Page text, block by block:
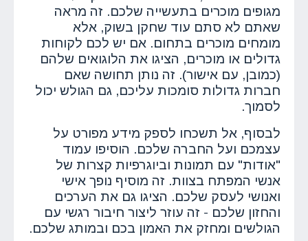
מגופים מוכרים בתעשייה שלכם. זה מראה
שאתם לא סתם עוד שחקן בשוק, אלא
מומחים מוכרים בתחום. אם יש לכם לקוחות
גדולים או מוכרים, הציגו את הלוגואים שלהם
(כמובן, עם אישור). זה נותן תחושה שאם
חברות גדולות סומכות עליכם, גם הגולש יכול
לסמוך.
לבסוף, אל תשכחו לספק מידע מפורט על
עצמכם ועל החברה שלכם. הוסיפו עמוד
"אודות" עם תמונות וביוגרפיות קצרות של
אנשי המפתח בצוות. זה מוסיף נופך אישי
ואנושי לעסק שלכם. הציגו גם את הערכים
והחזון שלכם - זה עוזר ליצור חיבור רגשי עם
הגולשים ומחזק את האמון בכם ובמותג שלכם.